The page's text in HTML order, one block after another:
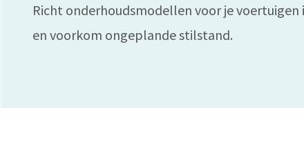
Richt onderhoudsmodellen voor je voertuigen
en voorkom ongeplande stilstand.